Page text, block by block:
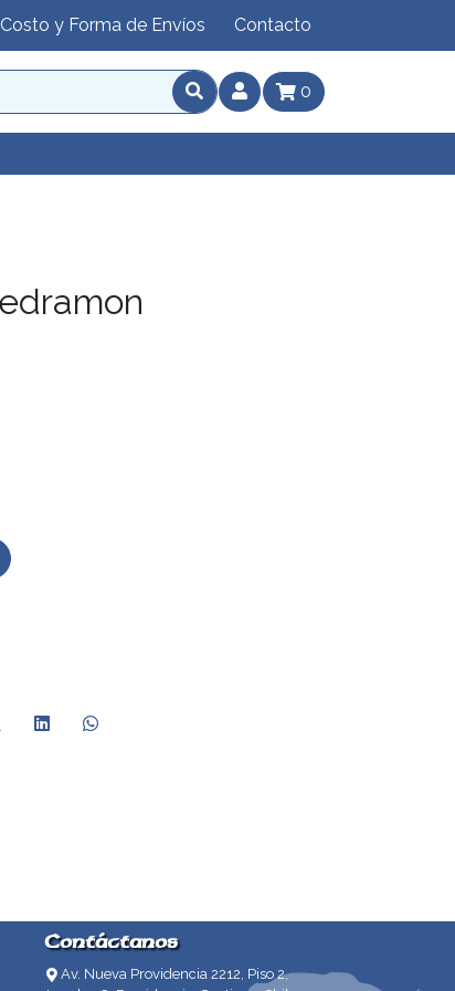
Costo y Forma de Envíos Contacto
0
Contáctanos
Av. Nueva Providencia 2212, Piso 2,